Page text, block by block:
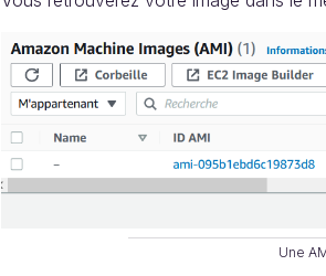
Une